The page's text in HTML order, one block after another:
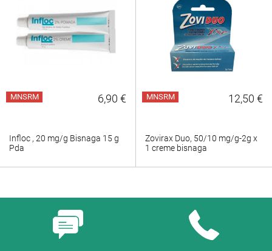
MNSRM 6,90 €
Infloc , 20 mg/g Bisnaga 15 g
Pda
MNSRM 12,50 €
Zovirax Duo, 50/10 mg/g-2g x
1 creme bisnaga